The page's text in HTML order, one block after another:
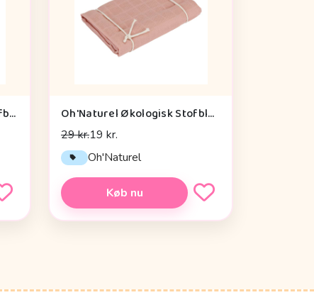
Oh'Naturel Økologiske Stofbleer - 10-pak - Swan/Dove Oh'Naturel Økologisk Stofble/Minisvøb - Rose
29 kr.19 kr.
Oh'Naturel
Køb nu